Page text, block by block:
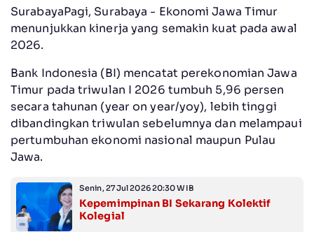
SurabayaPagi, Surabaya - Ekonomi Jawa Timur
menunjukkan kinerja yang semakin kuat pada awal
2026.
Bank Indonesia (BI) mencatat perekonomian Jawa
Timur pada triwulan I 2026 tumbuh 5,96 persen
secara tahunan (year on year/yoy), lebih tinggi
dibandingkan triwulan sebelumnya dan melampaui
pertumbuhan ekonomi nasional maupun Pulau
Jawa.
Senin, 27 Jul 2026 20:30 WIB
Kepemimpinan BI Sekarang Kolektif
Kolegial